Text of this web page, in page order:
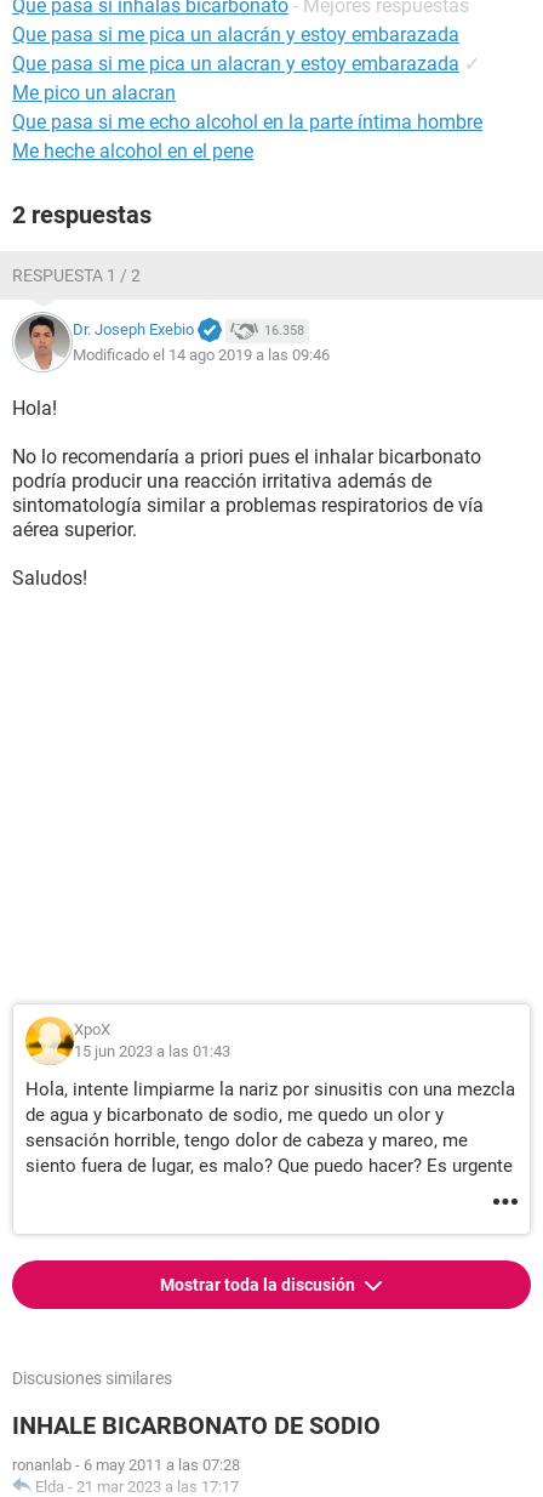
Que pasa si inhalas bicarbonato - Mejores respuestas
Que pasa si me pica un alacrán y estoy embarazada
Que pasa si me pica un alacran y estoy embarazada ✓
Me pico un alacran
Que pasa si me echo alcohol en la parte íntima hombre
Me heche alcohol en el pene
2 respuestas
RESPUESTA 1 / 2
Dr. Joseph Exebio 16.358
Modificado el 14 ago 2019 a las 09:46
Hola!
No lo recomendaría a priori pues el inhalar bicarbonato
podría producir una reacción irritativa además de
sintomatología similar a problemas respiratorios de vía
aérea superior.
Saludos!
XpoX
15 jun 2023 a las 01:43
Hola, intente limpiarme la nariz por sinusitis con una mezcla
de agua y bicarbonato de sodio, me quedo un olor y
sensación horrible, tengo dolor de cabeza y mareo, me
siento fuera de lugar, es malo? Que puedo hacer? Es urgente
Mostrar toda la discusión
Discusiones similares
INHALE BICARBONATO DE SODIO
ronanlab - 6 may 2011 a las 07:28
Elda - 21 mar 2023 a las 17:17